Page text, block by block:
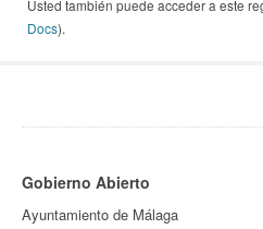
Usted también puede acceder a este
Docs).
Gobierno Abierto
Ayuntamiento de Málaga